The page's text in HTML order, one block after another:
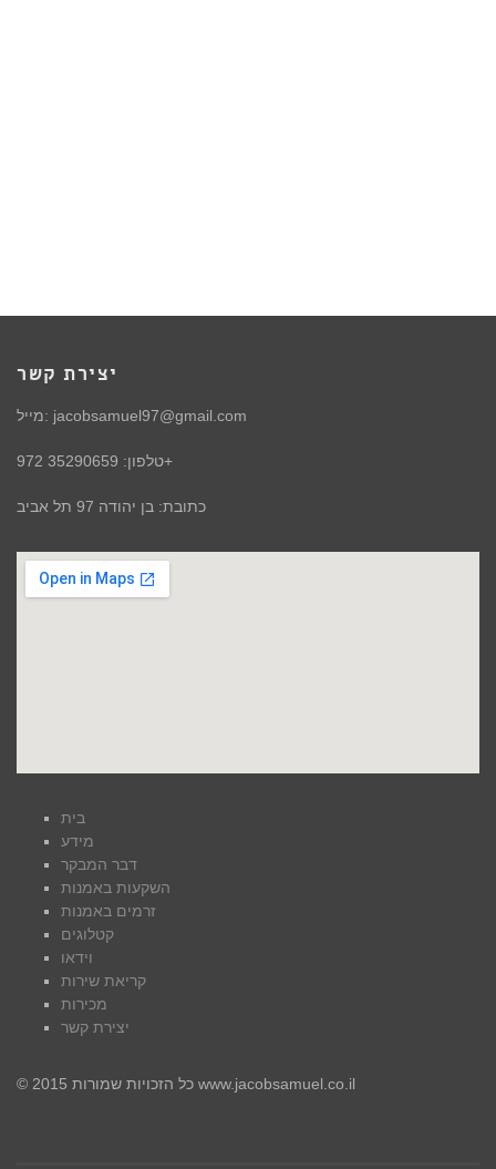
יצירת קשר
מייל: jacobsamuel97@gmail.com
טלפון: 35290659 972+
כתובת: בן יהודה 97 תל אביב
בית
מידע
דבר המבקר
השקעות באמנות
זרמים באמנות
קטלוגים
וידאו
קריאת שירות
מכירות
יצירת קשר
© כל הזכויות שמורות 2015 www.jacobsamuel.co.il